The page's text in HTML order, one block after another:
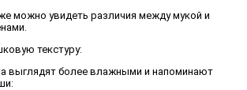
можно увидеть различия между мукой и
текстуру:
выглядят более влажными и напоминают